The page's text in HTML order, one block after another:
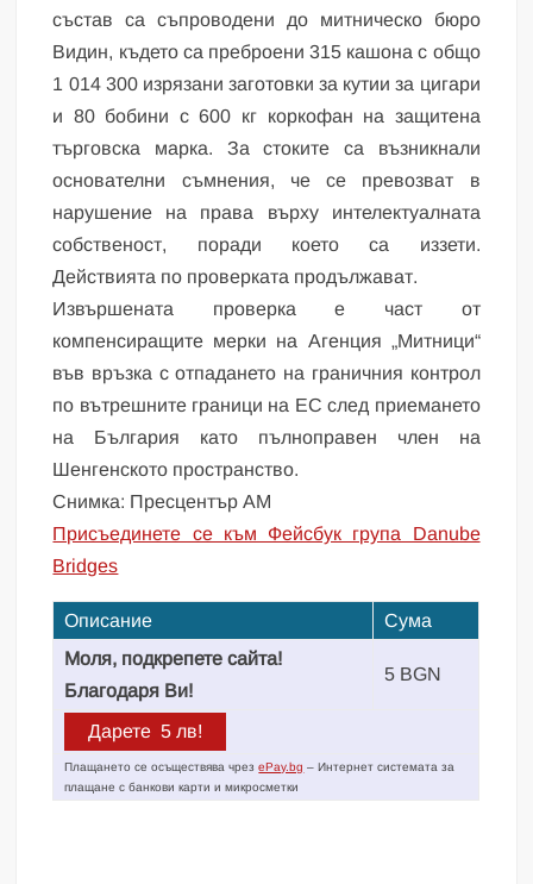
състав са съпроводени до митническо бюро
Видин, където са преброени 315 кашона с общо
1 014 300 изрязани заготовки за кутии за цигари
и 80 бобини с 600 кг коркофан на защитена
търговска марка. За стоките са възникнали
основателни съмнения, че се превозват в
нарушение на права върху интелектуалната
собственост, поради което са иззети.
Действията по проверката продължават.
Извършената проверка е част от
компенсиращите мерки на Агенция „Митници“
във връзка с отпадането на граничния контрол
по вътрешните граници на ЕС след приемането
на България като пълноправен член на
Шенгенското пространство.
Снимка: Пресцентър АМ
Присъединете се към Фейсбук група Danube
Bridges
Описание
Сума
Моля, подкрепете сайта!
Благодаря Ви!
5 BGN
Плащането се осъществява чрезePay.bg – Интернет системата за
плащане с банкови карти и микросметки